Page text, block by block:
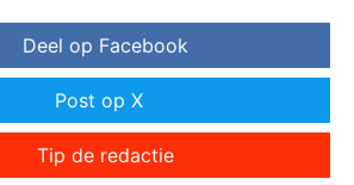
Deel op Facebook
Post op X
Tip de redactie